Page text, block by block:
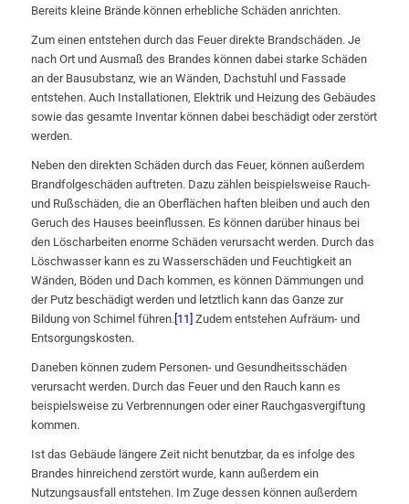
Bereits kleine Brände können erhebliche Schäden anrichten.
Zum einen entstehen durch das Feuer direkte Brandschäden. Je
nach Ort und Ausmaß des Brandes können dabei starke Schäden
an der Bausubstanz, wie an Wänden, Dachstuhl und Fassade
entstehen. Auch Installationen, Elektrik und Heizung des Gebäudes
sowie das gesamte Inventar können dabei beschädigt oder zerstört
werden.
Neben den direkten Schäden durch das Feuer, können außerdem
Brandfolgeschäden auftreten. Dazu zählen beispielsweise Rauch-
und Rußschäden, die an Oberflächen haften bleiben und auch den
Geruch des Hauses beeinflussen. Es können darüber hinaus bei
den Löscharbeiten enorme Schäden verursacht werden. Durch das
Löschwasser kann es zu Wasserschäden und Feuchtigkeit an
Wänden, Böden und Dach kommen, es können Dämmungen und
der Putz beschädigt werden und letztlich kann das Ganze zur
Bildung von Schimel führen. [11] Zudem entstehen Aufräum- und
Entsorgungskosten.
Daneben können zudem Personen- und Gesundheitsschäden
verursacht werden. Durch das Feuer und den Rauch kann es
beispielsweise zu Verbrennungen oder einer Rauchgasvergiftung
kommen.
Ist das Gebäude längere Zeit nicht benutzbar, da es infolge des
Brandes hinreichend zerstört wurde, kann außerdem ein
Nutzungsausfall entstehen. Im Zuge dessen können außerdem